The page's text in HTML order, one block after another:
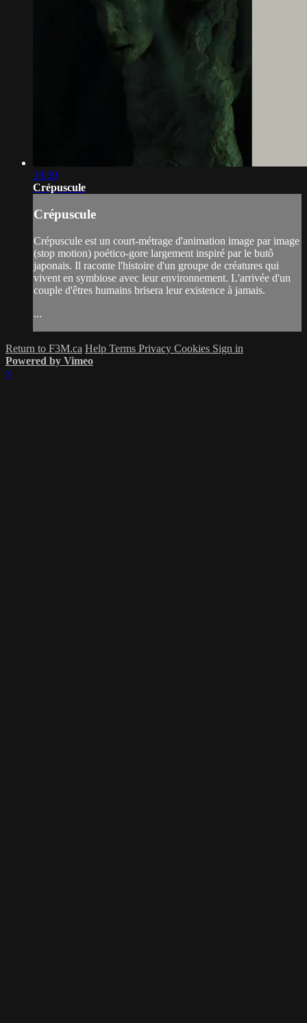
19:59
Crépuscule
Crépuscule
Crépuscule est un court-métrage d'animation image par image
(stop motion) poético-gore largement inspiré par le butô
japonais. Il raconte l'histoire d'un groupe de créatures qui
vivent en symbiose avec leur environnement. L'arrivée d'un
couple d'êtres humains brisera leur existence à jamais.
...
Return to F3M.ca Help Terms Privacy Cookies Sign in
Powered by Vimeo
×